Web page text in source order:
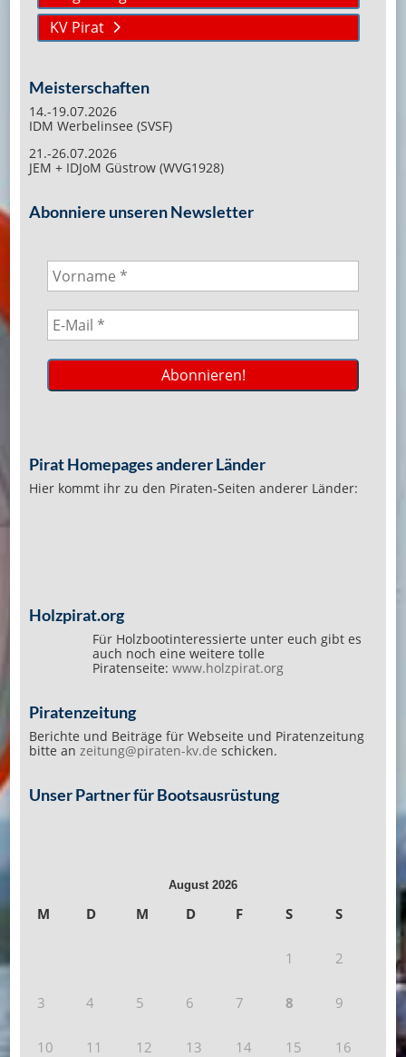
KV Pirat
Meisterschaften
14.-19.07.2026
IDM Werbelinsee (SVSF)
21.-26.07.2026
JEM + IDJoM Güstrow (WVG1928)
Abonniere unseren Newsletter
Pirat Homepages anderer Länder
Hier kommt ihr zu den Piraten-Seiten anderer Länder:
Holzpirat.org
Für Holzbootinteressierte unter euch gibt es
auch noch eine weitere tolle
Piratenseite: www.holzpirat.org
Piratenzeitung
Berichte und Beiträge für Webseite und Piratenzeitung
bitte an zeitung@piraten-kv.de schicken.
Unser Partner für Bootsausrüstung
August 2026
M D M D F S S
1 2
3 4 5 6 7 8 9
10 11 12 13 14 15 16